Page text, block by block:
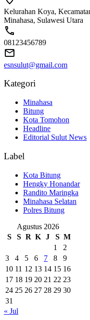
Kelurahan Koya,
Minahasa, Sulawesi Utara
08123456789
esnsulut@gmail.com
Kategori
Minahasa
Bitung
Kota Tomohon
Headline
Editorial Sulut News
Label
Kota Bitung
Hengky Honandar
Randito Maringka
Minahasa Selatan
Polres Bitung
Agustus 2026
S
S R K J S M
1
2
3
4 5 6 7 8
9
10 11 12 13 14 15 16
17 18 19 20 21 22 23
24 25 26 27 28 29 30
31
« Jul